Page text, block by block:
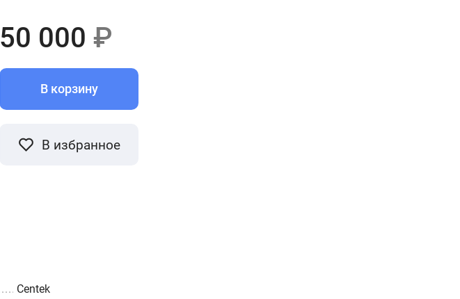
50 000 ₽
В корзину
В избранное
Centek